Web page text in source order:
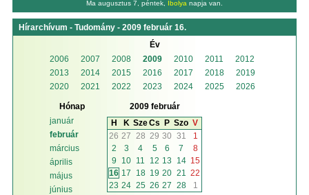
Ma augusztus 7, péntek, Ibolya napja van.
Hírarchívum - Tudomány - 2009 február 16.
Év
2006
2007 2008 2009 2010 2011
2012
2013
2014 2015 2016 2017 2018
2019
2020
2021 2022 2023 2024 2025 2026
Hónap
január
február
március
április
május
június
2009 február
H
K SzeCs P Szo V
26 27 28 29 30 31
1
2
3 4 5 6 7
8
9
10 11 12 13 14 15
16 17 18 19 20 21
22
23 24 25 26 27 28 1